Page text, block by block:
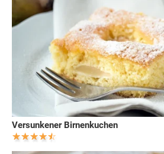
Versunkener Birnenkuchen